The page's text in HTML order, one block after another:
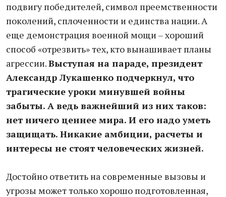
подвигу победителей, символ преемственности
поколений, сплоченности и единства нации. А
еще демонстрация военной мощи – хороший
способ «отрезвить» тех, кто вынашивает планы
агрессии.Выступая на параде, президент
Александр Лукашенко подчеркнул, что
трагические уроки минувшей войны
забыты. А ведь важнейший из них таков:
нет ничего ценнее мира. И его надо уметь
защищать. Никакие амбиции, расчеты и
интересы не стоят человеческих жизней.
Достойно ответить на современные вызовы и
угрозы может только хорошо подготовленная,